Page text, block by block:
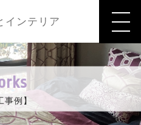
インテリア
事例】